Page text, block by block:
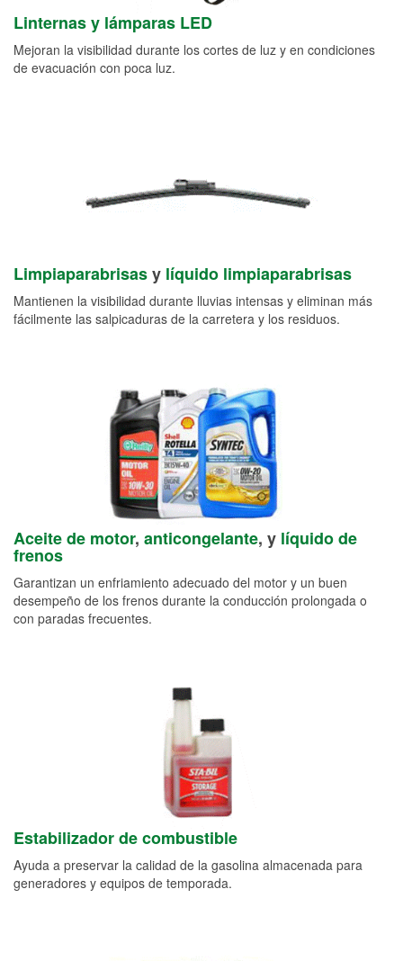
Linternas y lámparas LED
Mejoran la visibilidad durante los cortes de luz y en condiciones
de evacuación con poca luz.
Limpiaparabrisasy líquido limpiaparabrisas
Mantienen la visibilidad durante lluvias intensas y eliminan más
fácilmente las salpicaduras de la carretera y los residuos.
Aceite de motor, anticongelante, y líquido de
frenos
Garantizan un enfriamiento adecuado del motor y un buen
desempeño de los frenos durante la conducción prolongada o
con paradas frecuentes.
Estabilizador de combustible
Ayuda a preservar la calidad de la gasolina almacenada para
generadores y equipos de temporada.